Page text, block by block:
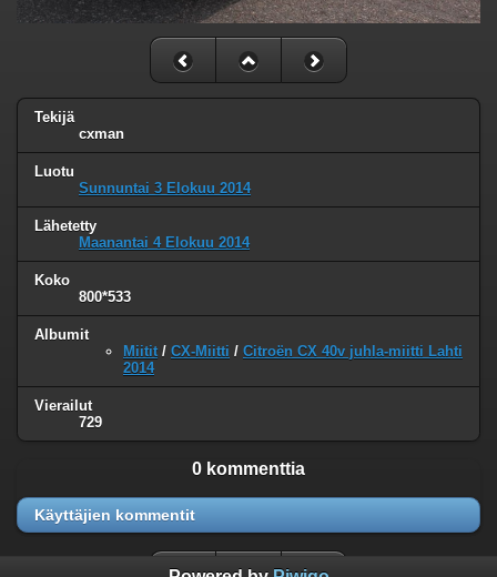
Tekijä
cxman
Luotu
Sunnuntai 3 Elokuu 2014
Lähetetty
Maanantai 4 Elokuu 2014
Koko
800*533
Albumit
Miitit / CX-Miitti / Citroën CX 40v juhla-miitti Lahti
2014
Vierailut
729
0 kommenttia
Käyttäjien kommentit